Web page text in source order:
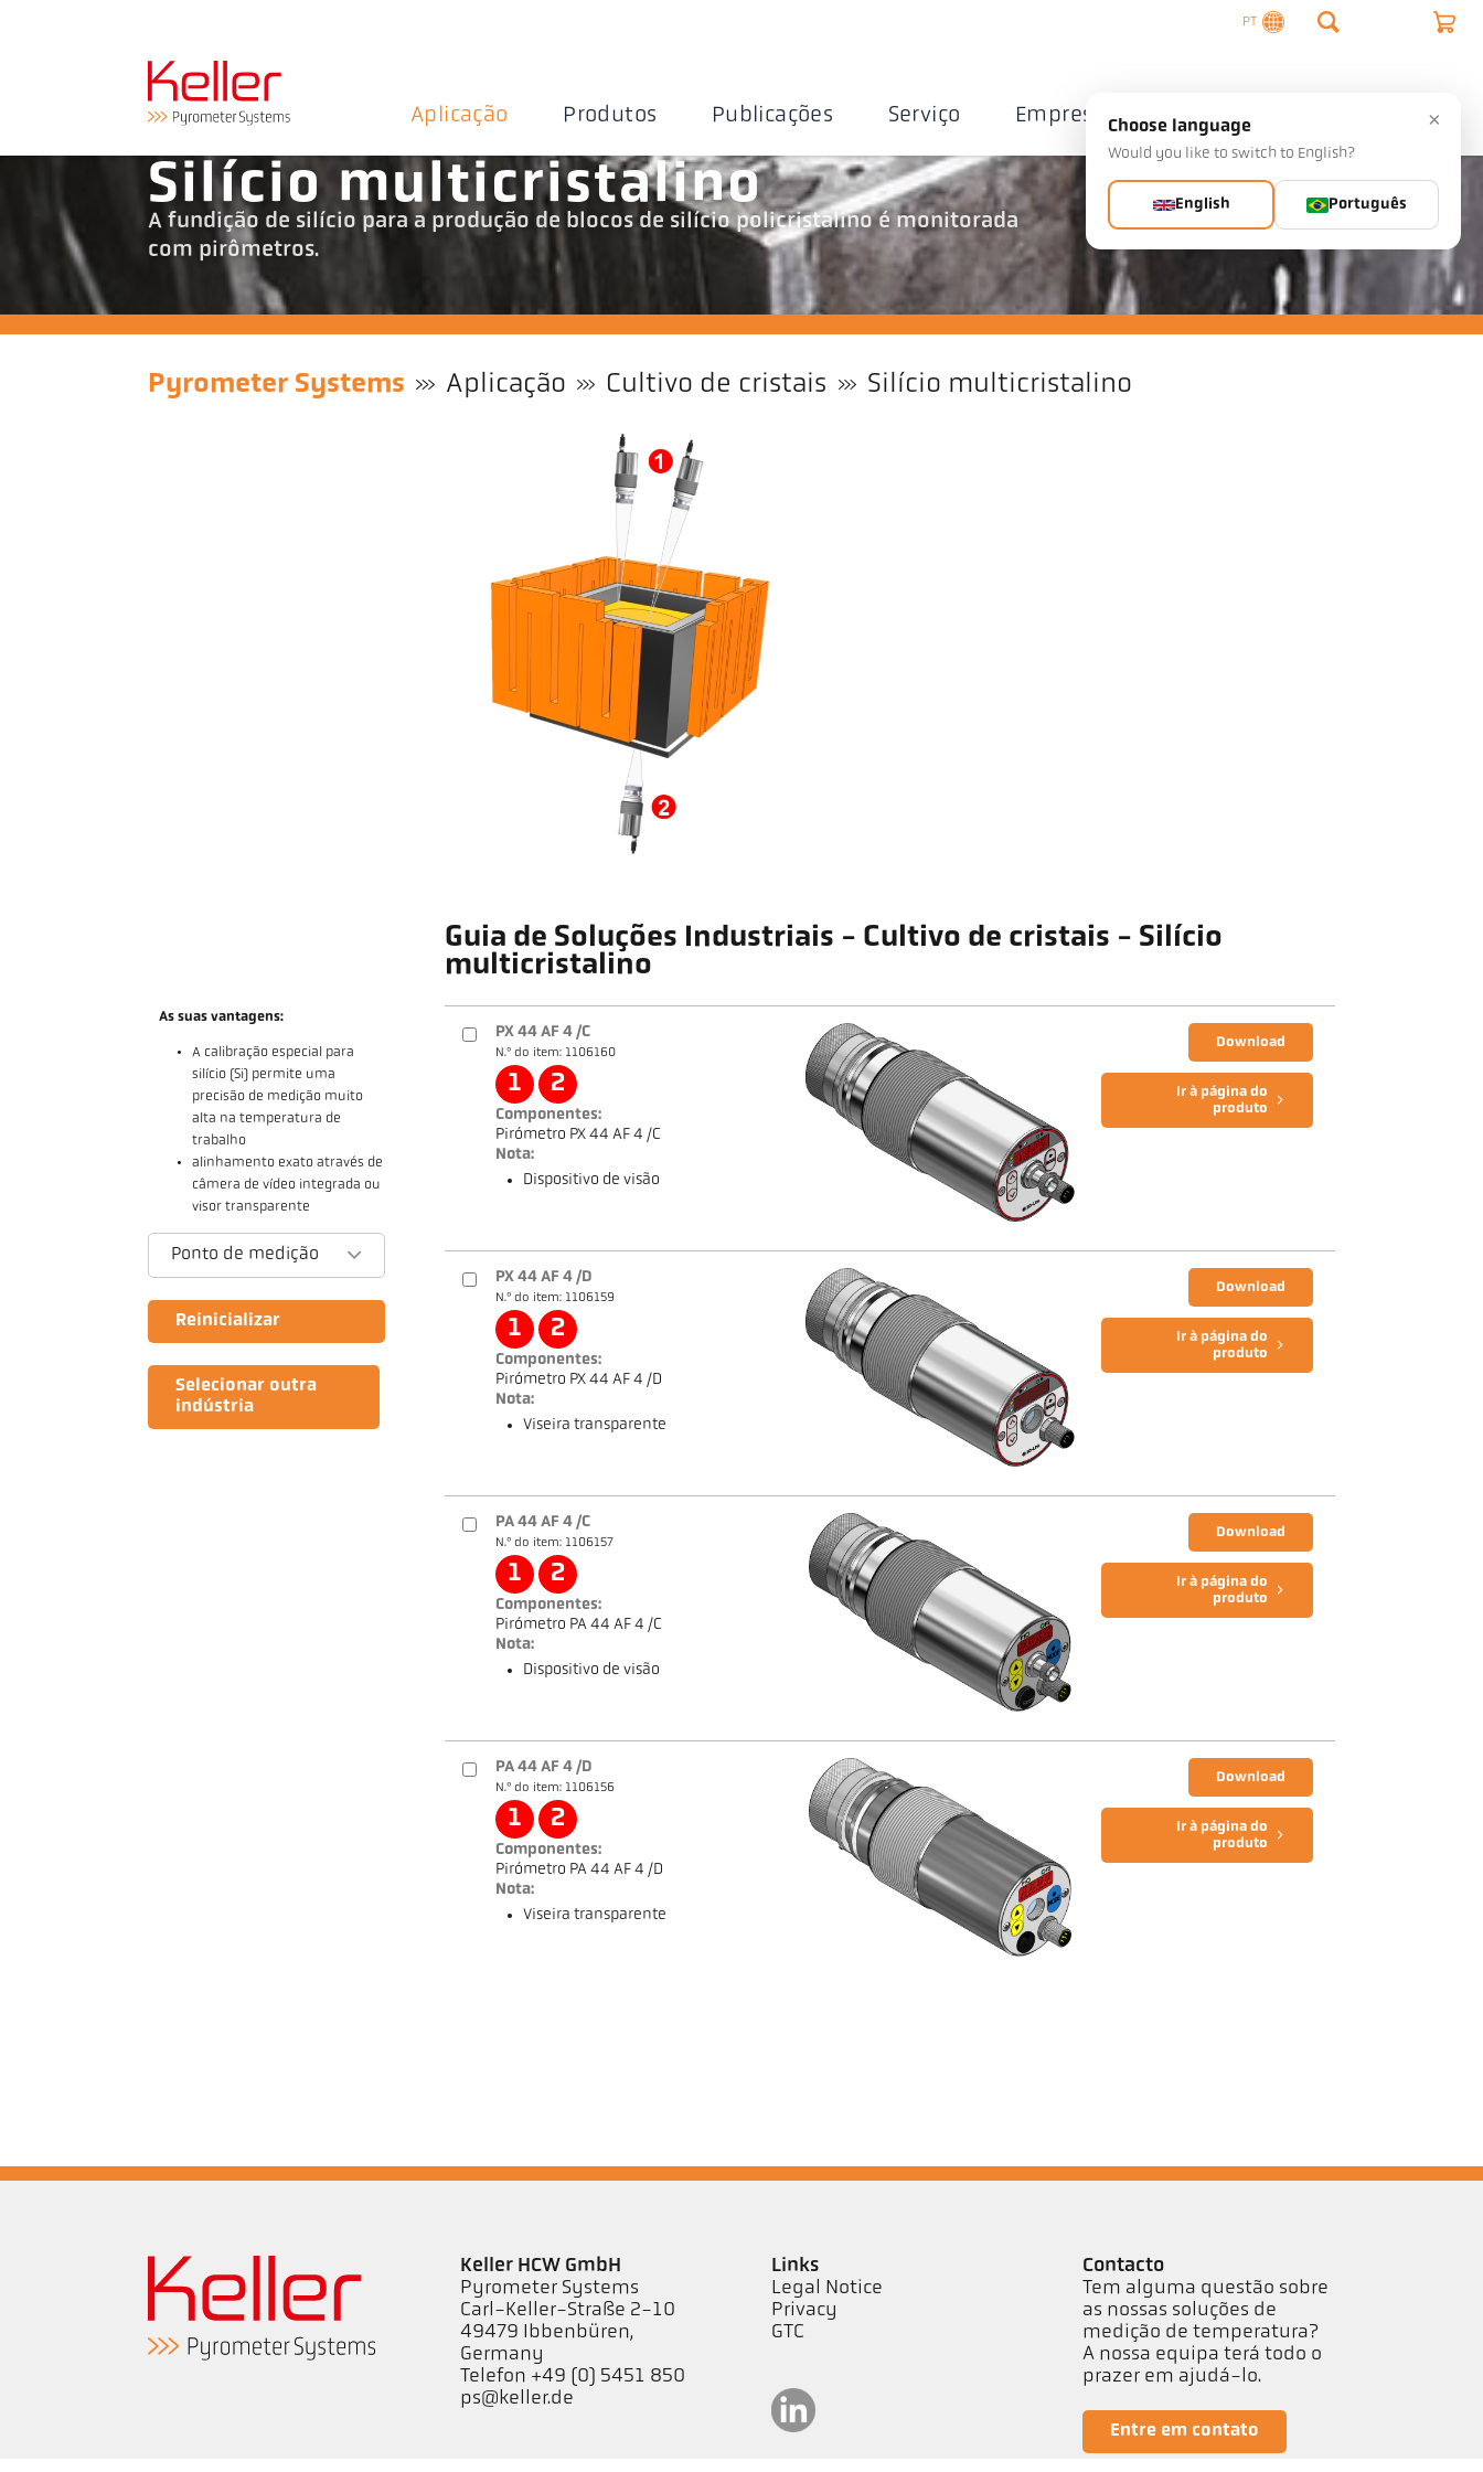
PT
Aplicação Produtos Publicações Serviço Empresa Contacto
Silício multicristalino
A fundição de silício para a produção de blocos de silício policristalino é monitorada
com pirômetros.
Pyrometer Systems Aplicação Cultivo de cristais Silício multicristalino
Guia de Soluções Industriais - Cultivo de cristais - Silício
multicristalino
As suas vantagens:
A calibração especial para
silício (Si) permite uma
precisão de medição muito
alta na temperatura de
trabalho
alinhamento exato através de
câmera de vídeo integrada ou
visor transparente
Ponto de medição
Reinicializar
Selecionar outra
indústria
PX 44 AF 4 /C
N.º do item: 1106160
1 2
Componentes:
Pirómetro PX 44 AF 4 /C
Nota:
Dispositivo de visão
Download
Ir à página do
produto
PX 44 AF 4 /D
N.º do item: 1106159
1 2
Componentes:
Pirómetro PX 44 AF 4 /D
Nota:
Viseira transparente
Download
Ir à página do
produto
PA 44 AF 4 /C
N.º do item: 1106157
1 2
Componentes:
Pirómetro PA 44 AF 4 /C
Nota:
Dispositivo de visão
Download
Ir à página do
produto
PA 44 AF 4 /D
N.º do item: 1106156
1 2
Componentes:
Pirómetro PA 44 AF 4 /D
Nota:
Viseira transparente
Download
Ir à página do
produto
Keller HCW GmbH
Pyrometer Systems
Carl-Keller-Straße 2-10
49479 Ibbenbüren,
Germany
Telefon +49 (0) 5451 850
ps@keller.de
Links
Legal Notice
Privacy
GTC
Contacto
Tem alguma questão sobre
as nossas soluções de
medição de temperatura?
A nossa equipa terá todo o
prazer em ajudá-lo.
Entre em contato
×
Choose language
Would you like to switch to English?
English Português